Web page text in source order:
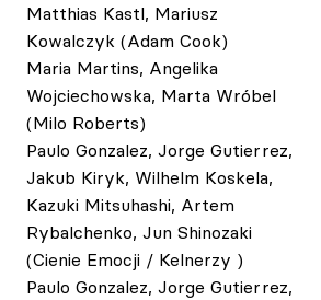
Matthias Kastl, Mariusz
Kowalczyk (Adam Cook)
Maria Martins, Angelika
Wojciechowska, Marta Wróbel
(Milo Roberts)
Paulo Gonzalez, Jorge Gutierrez,
Jakub Kiryk, Wilhelm Koskela,
Kazuki Mitsuhashi, Artem
Rybalchenko, Jun Shinozaki
(Cienie Emocji / Kelnerzy )
Paulo Gonzalez, Jorge Gutierrez,